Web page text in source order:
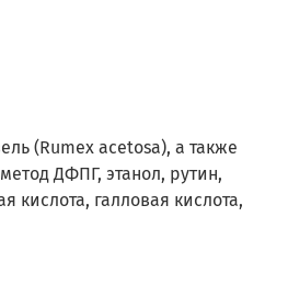
(Rumex acetosa), а также
ДФПГ, этанол, рутин,
кислота, галловая кислота,